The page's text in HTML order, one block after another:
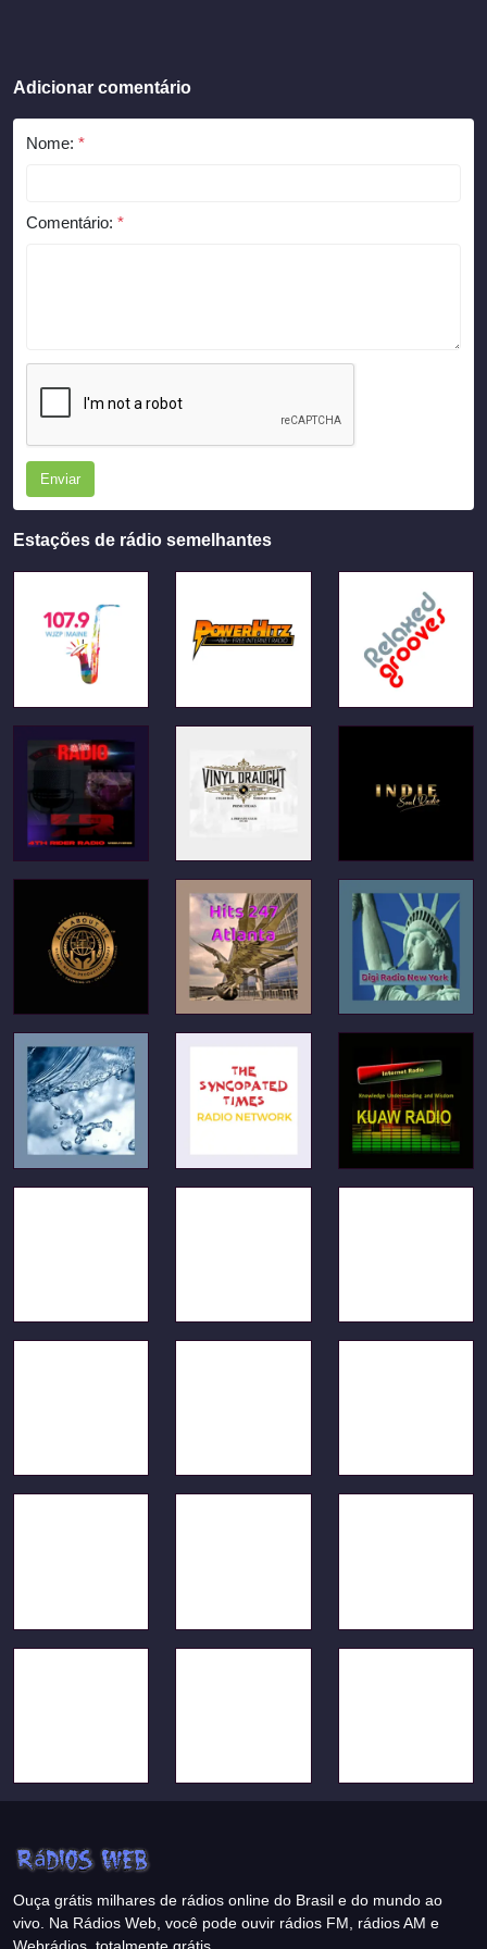
Adicionar comentário
Nome: *
Comentário: *
Enviar
Estações de rádio semelhantes
Ouça grátis milhares de rádios online do Brasil e do mundo ao
vivo. Na Rádios Web, você pode ouvir rádios FM, rádios AM e